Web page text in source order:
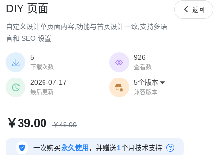
DIY 页面
自定义设计单页面内容,功能与首页设计一致,支持多语
言和 SEO 设置
 返回

5
下载次数

926
查看数

2026-07-17
最后更新

5个版本 
兼容版本
￥39.00 ￥49.00
 一次购买永久使用 ，并赠送1个月技术支持 ?